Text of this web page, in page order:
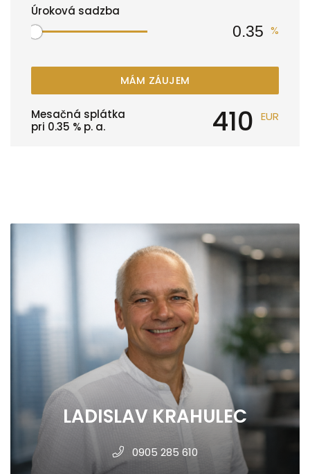
Úroková sadzba
%
MÁM ZÁUJEM
Mesačná splátka
pri 0.35 % p. a. 410 EUR
LADISLAV KRAHULEC
0905 285 610